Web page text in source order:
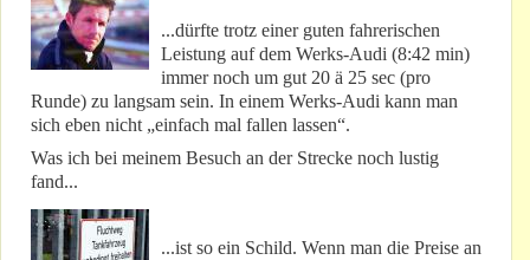
...dürfte trotz einer guten fahrerischen
Leistung auf dem Werks-Audi (8:42 min)
immer noch um gut 20 ä 25 sec (pro
Runde) zu langsam sein. In einem Werks-Audi kann man
sich eben nicht „einfach mal fallen lassen“.
Was ich bei meinem Besuch an der Strecke noch lustig
fand...
...ist so ein Schild. Wenn man die Preise an